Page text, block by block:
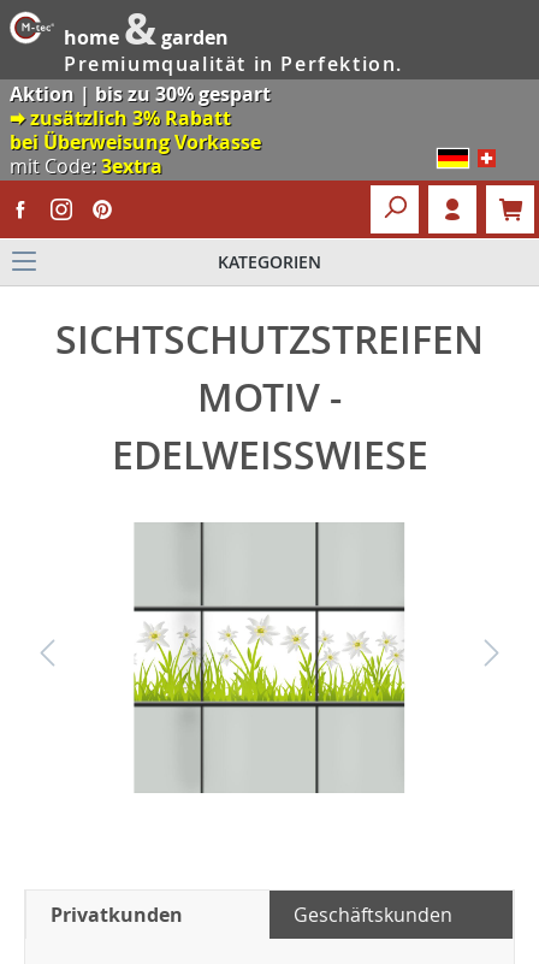
home &garden
Premiumqualität in Perfektion.
Aktion | bis zu 30% gespart
🠮 zusätzlich 3% Rabatt
bei Überweisung Vorkasse
mit Code:3extra
KATEGORIEN
SICHTSCHUTZSTREIFEN
MOTIV -
EDELWEISSWIESE
Privatkunden Geschäftskunden